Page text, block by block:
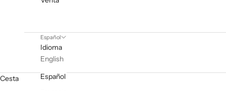
Español
Idioma
English
Español
Cesta